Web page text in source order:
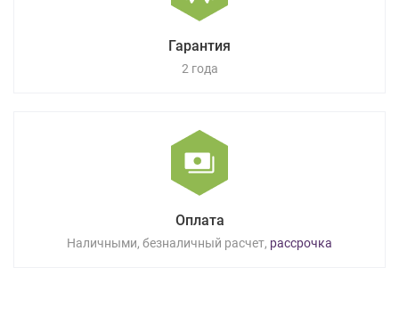
Гарантия
2 года
Оплата
Наличными, безналичный расчет, рассрочка